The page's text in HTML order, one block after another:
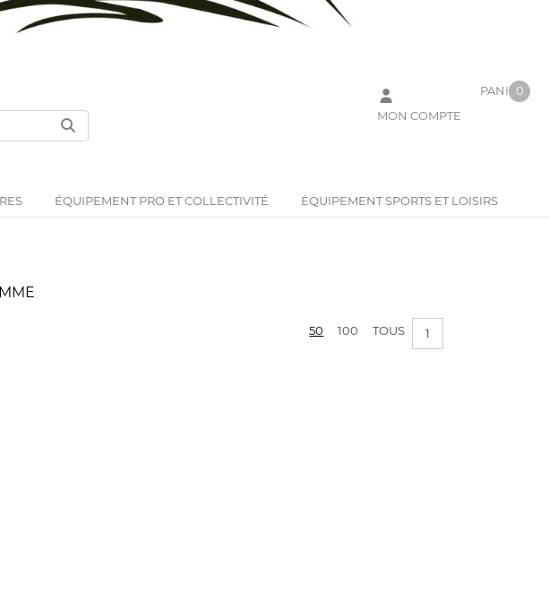
MON COMPTE
PANIER
0
ÉQUIPEMENT PRO ET COLLECTIVITÉ ÉQUIPEMENT SPORTS ET LOISIRS
50 100 TOUS 1